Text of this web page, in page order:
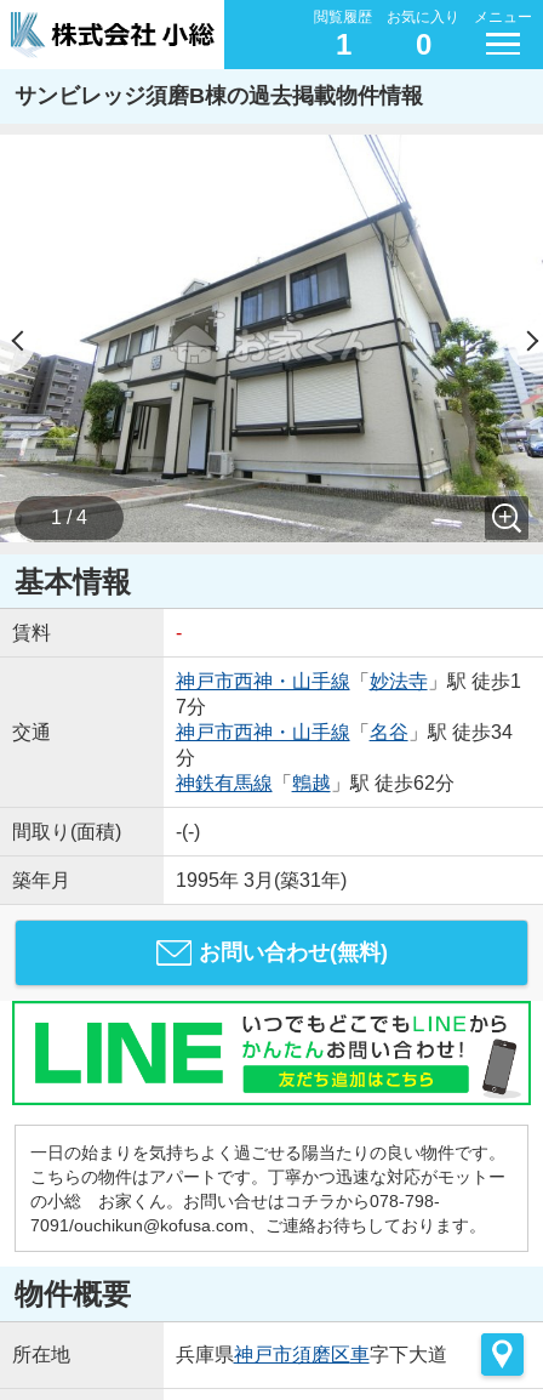
閲覧履歴
1
お気に入り
0
メニュー
サンビレッジ須磨B棟の過去掲載物件情報
1 / 4
基本情報
賃料 -
交通
神戸市西神・山手線 「 妙法寺」駅 徒歩1
7分
神戸市西神・山手線 「 名谷 」駅 徒歩34
分
神鉄有馬線 「 鵯越 」駅 徒歩62分
間取り(面積) -(-)
築年月 1995年 3月(築31年)
お問い合わせ(無料)
一日の始まりを気持ちよく過ごせる陽当たりの良い物件です。
こちらの物件はアパートです。丁寧かつ迅速な対応がモットー
の小総 お家くん。お問い合せはコチラから078-798-
7091/ouchikun@kofusa.com、ご連絡お待ちしております。
物件概要
所在地 兵庫県神戸市須磨区車字下大道